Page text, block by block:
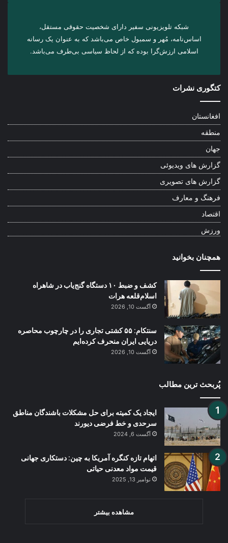
شبکه تلویزیونی سفیر دارای شخصیت حقوقی مستقل،
اساس‌نامه، مُهر و سمبول خاص می‌باشد که به عنوان یک رسانه
اسلامی ارزش‌گرا بوده که از لحاظ سیاسی بی‌طرف می‌باشد.
کتگوری نشرات
افغانستان
منطقه
جهان
گزارش های ویدیوئی
گزارش های تصویری
فرهنگ و معارف
اقتصاد
ورزش
همچنان بخوانید
کشف و ضبط ۱۰ دستگاه گنج‌یاب در شاهراه
اسلام‌قلعه هرات
آگست 10, 2026
سنتکام: ۵۵ کشتی تجاری را در چارچوب محاصره
دریایی ایران منحرف کرده‌ایم
آگست 10, 2026
پُربحث ترین مطالب
ایجاد یک کمیته‌ برای حل مشکلات باشندگان مناطق
سرحدی و خط فرضی دیورند
آگست 6, 2024
اتهام تازه کنگره آمریکا به چین: دستکاری جهانی
قیمت مواد معدنی حیاتی
نوامبر 13, 2025
مشاهده بیشتر